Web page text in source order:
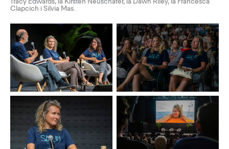
Tracy Edwards, la Kirsten Neuschäfer, la Dawn Riley, la Francesca
Clapcich i Silvia Mas.